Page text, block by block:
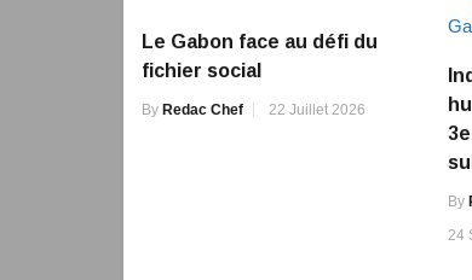
Le Gabon face au défi du
fichier social
By Redac Chef 22 Juillet 2026
By
24